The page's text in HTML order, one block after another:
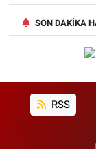
SON DAKIKA
RSS